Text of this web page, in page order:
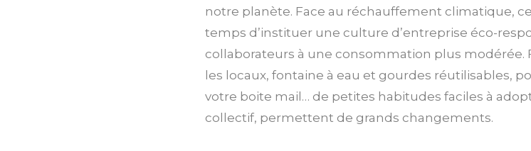
notre planète. Face au réchauffement climatique,
temps d’instituer une culture d’entreprise éco-
collaborateurs à une consommation plus
les locaux, fontaine à eau et gourdes réutilisables,
votre boite mail… de petites habitudes faciles à
collectif, permettent de grands changements.